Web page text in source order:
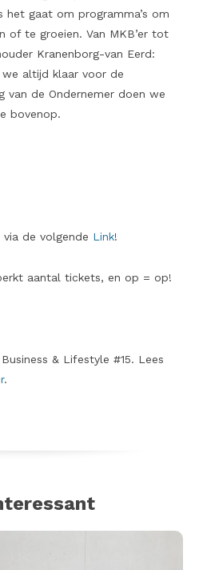
het gaat om programma’s om
of te groeien. Van MKB’er tot
Kranenborg-van Eerd:
we altijd klaar voor de
van de Ondernemer doen we
bovenop.
de volgende Link!
aantal tickets, en op = op!
& Lifestyle #15. Lees
.